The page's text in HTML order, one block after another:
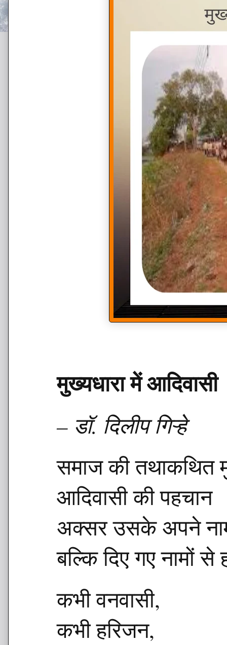
मुख्यधारा में आदिवासी
– डॉ. दिलीप गिऱ्हे
समाज की तथाकथित
आदिवासी की पहचान
अक्सर उसके अपने
बल्कि दिए गए नामों
कभी वनवासी,
कभी हरिजन,